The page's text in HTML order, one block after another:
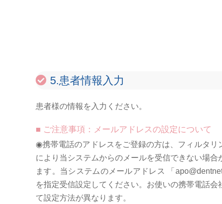
5.患者情報入力
患者様の情報を入力ください。
■ ご注意事項：メールアドレスの設定について
◉携帯電話のアドレスをご登録の方は、フィルタリ
により当システムからのメールを受信できない場合
ます。当システムのメールアドレス 「
を指定受信設定してください。お使いの携帯電話会
て設定方法が異なります。